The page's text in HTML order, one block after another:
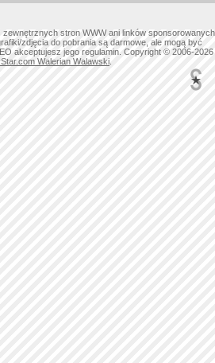
zewnętrznych stron WWW ani linków sponsorowanych
zdjęcia do pobrania są darmowe, ale mogą być
akceptujesz jego regulamin. Copyright © 2006-2026
Star.com Walerian Walawski